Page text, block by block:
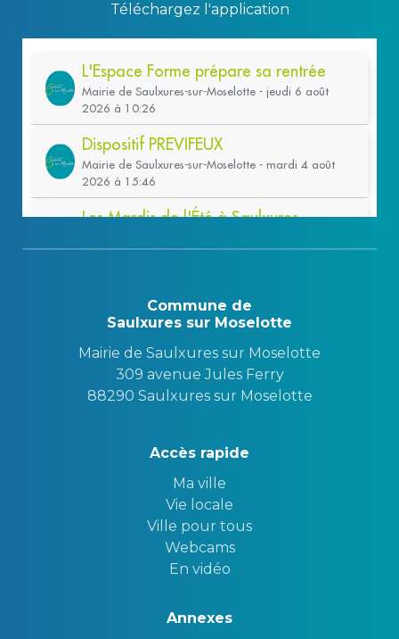
Téléchargez l'application
Commune de
Saulxures sur Moselotte
Mairie de Saulxures sur Moselotte
309 avenue Jules Ferry
88290 Saulxures sur Moselotte
Accès rapide
Ma ville
Vie locale
Ville pour tous
Webcams
En vidéo
Annexes